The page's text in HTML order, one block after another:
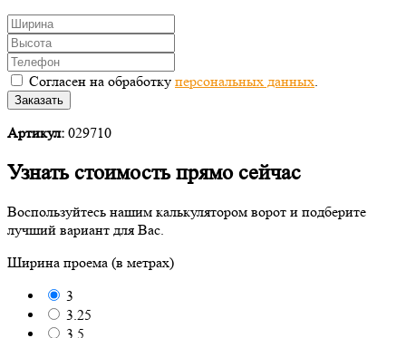
Согласен на обработку персональных данных
Заказать
Артикул: 029710
Узнать стоимость прямо сейчас
Воспользуйтесь нашим калькулятором ворот и подберите
лучший вариант для Вас.
Ширина проема (в метрах)
3
3.25
3.5